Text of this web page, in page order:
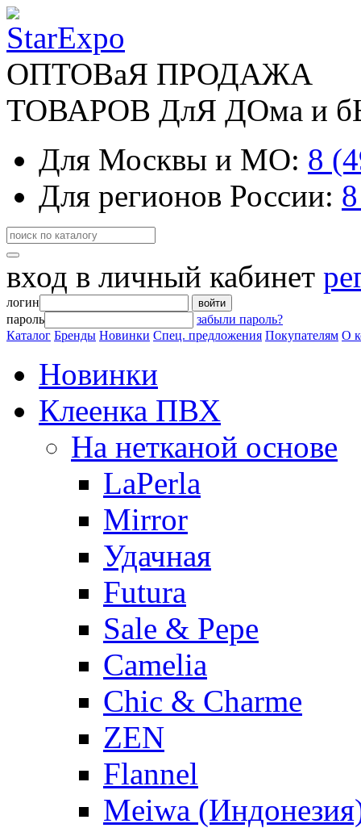
ОПТОВаЯ ПРОДАЖА
ТОВАРОВ ДлЯ ДОма и
Для Москвы и МО: 8
Для регионов России:
вход в личный кабинет
логин войти
пароль
забыли пароль?
Каталог Бренды Новинки Спец. предложения Покупателям О
Новинки
Клеенка ПВХ
На нетканой основе
LaPerla
Mirror
Удачная
Futura
Sale & Pepe
Camelia
Chic & Charme
ZEN
Flannel
Meiwa